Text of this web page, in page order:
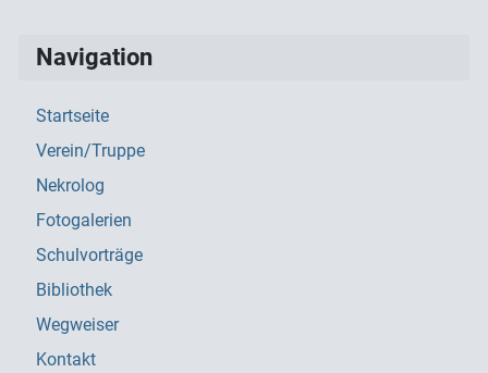
Navigation
Startseite
Verein/Truppe
Nekrolog
Fotogalerien
Schulvorträge
Bibliothek
Wegweiser
Kontakt